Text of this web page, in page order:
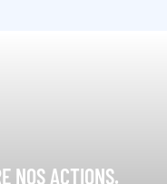
NOS ACTIONS.